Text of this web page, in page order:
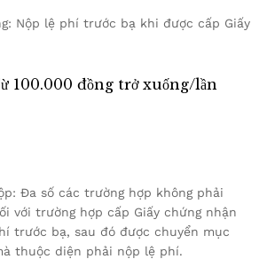
Nộp lệ phí trước bạ khi được cấp Giấy
100.000 đồng trở xuống/lần
Đa số các trường hợp không phải
với trường hợp cấp Giấy chứng nhận
trước bạ, sau đó được chuyển mục
thuộc diện phải nộp lệ phí.